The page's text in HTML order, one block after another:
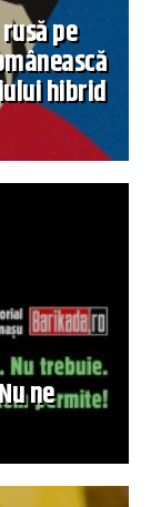
pe
hibrid
ne